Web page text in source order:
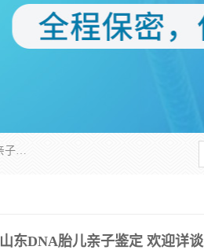
华信基因是一家专门提供亲子鉴定服务的机构，主要业务：济南亲子鉴定、临沂亲子鉴定、菏泽亲子鉴定、淄博亲子鉴定、青岛亲子鉴定、日照亲子鉴定、临朐亲子鉴定、寿光亲子鉴定等，联合广州、上海、北京、深圳、杭州、武汉、成都、合肥、贵阳、沈阳等地区有法医物证鉴定机构及基因检测公司，为国内外客户提供便捷的DNA鉴定服务。
山东DNA胎儿亲子鉴定 欢迎详谈